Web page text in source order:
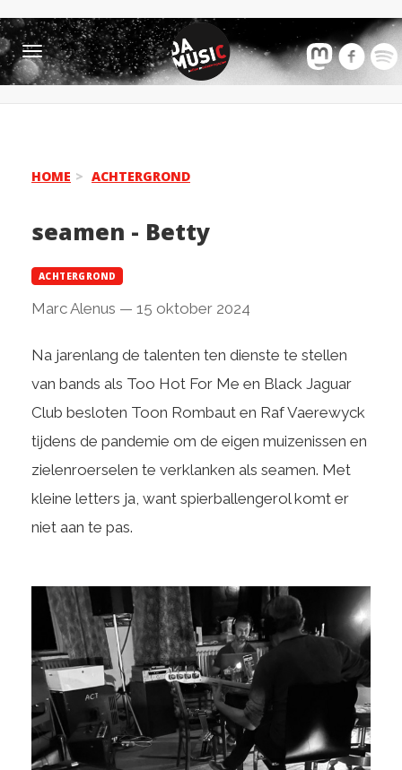
Toggle
navigation
HOME ACHTERGROND
seamen - Betty
ACHTERGROND
Marc Alenus — 15 oktober 2024
Na jarenlang de talenten ten dienste te stellen
van bands als Too Hot For Me en Black Jaguar
Club besloten Toon Rombaut en Raf Vaerewyck
tijdens de pandemie om de eigen muizenissen en
zielenroerselen te verklanken als seamen. Met
kleine letters ja, want spierballengerol komt er
niet aan te pas.